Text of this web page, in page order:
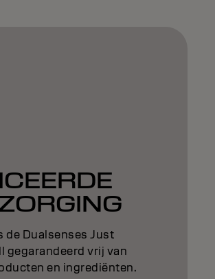
de Dualsenses Just
gegarandeerd vrij van
en ingrediënten.